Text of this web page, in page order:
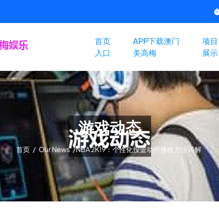
首页
入口
APP下载澳门
美高梅
项目
展示
游戏动态
首页 / Our News /NBA 2K19：个性化投篮动作修改方法详解